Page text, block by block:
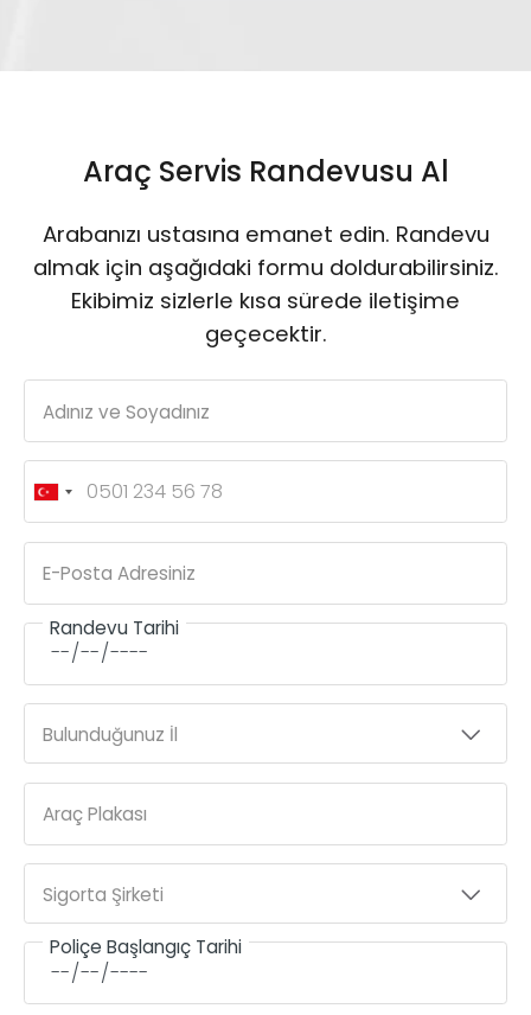
Araç Servis Randevusu Al
Arabanızı ustasına emanet edin. Randevu
almak için aşağıdaki formu doldurabilirsiniz.
Ekibimiz sizlerle kısa sürede iletişime
geçecektir.
Adınız ve Soyadınız
E-Posta Adresiniz
Randevu Tarihi
Bulunduğunuz İl
Araç Plakası
Sigorta Şirketi
Poliçe Başlangıç Tarihi